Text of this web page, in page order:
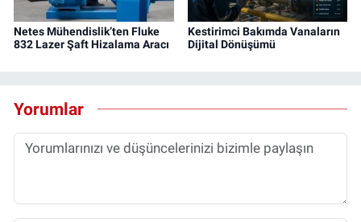
Netes Mühendislik’ten Fluke
832 Lazer Şaft Hizalama Aracı
Kestirimci Bakımda Vanaların
Dijital Dönüşümü
Yorumlar